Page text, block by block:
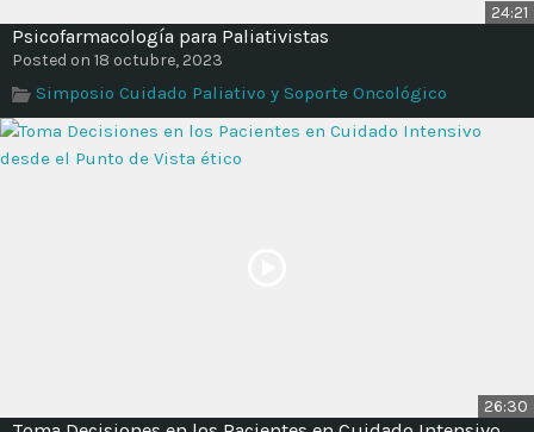
24:21
Psicofarmacología para Paliativistas
Posted on 18 octubre, 2023
Simposio Cuidado Paliativo y Soporte Oncológico
26:30